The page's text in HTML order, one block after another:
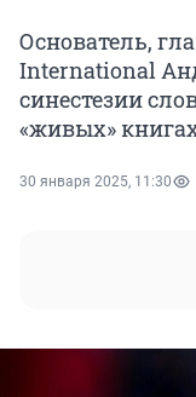
Основатель,
International
синестезии
«живых»
30 января 2025, 11:30